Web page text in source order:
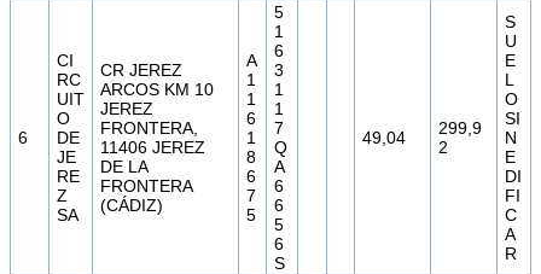
6
CI
RC
UIT
O
DE
JE
RE
Z
SA
CR JEREZ
ARCOS KM 10
JEREZ
FRONTERA,
11406 JEREZ
DE LA
FRONTERA
(CÁDIZ)
A
1
1
6
1
8
6
7
5
5
1
6
3
1
1
7
Q
A
6
6
5
6
S
49,04
299,9
2
S
U
E
L
O
SI
N
E
DI
FI
C
A
R